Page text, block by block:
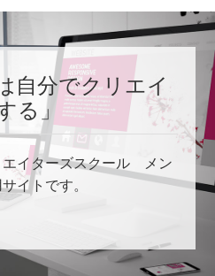
自分でクリエイ
る」
エイターズスクール メン
イトです。